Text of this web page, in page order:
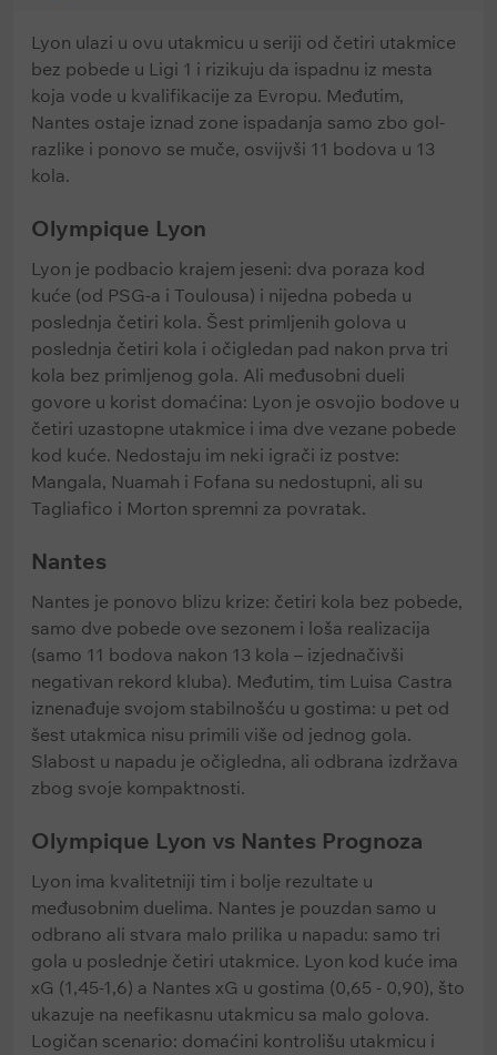
Lyon ulazi u ovu utakmicu u seriji od četiri utakmice
bez pobede u Ligi 1 i rizikuju da ispadnu iz mesta
koja vode u kvalifikacije za Evropu. Međutim,
Nantes ostaje iznad zone ispadanja samo zbo gol-
razlike i ponovo se muče, osvijvši 11 bodova u 13
kola.
Olympique Lyon
Lyon je podbacio krajem jeseni: dva poraza kod
kuće (od PSG-a i Toulousa) i nijedna pobeda u
poslednja četiri kola. Šest primljenih golova u
poslednja četiri kola i očigledan pad nakon prva tri
kola bez primljenog gola. Ali međusobni dueli
govore u korist domaćina: Lyon je osvojio bodove u
četiri uzastopne utakmice i ima dve vezane pobede
kod kuće. Nedostaju im neki igrači iz postve:
Mangala, Nuamah i Fofana su nedostupni, ali su
Tagliafico i Morton spremni za povratak.
Nantes
Nantes je ponovo blizu krize: četiri kola bez pobede,
samo dve pobede ove sezonem i loša realizacija
(samo 11 bodova nakon 13 kola – izjednačivši
negativan rekord kluba). Međutim, tim Luisa Castra
iznenađuje svojom stabilnošću u gostima: u pet od
šest utakmica nisu primili više od jednog gola.
Slabost u napadu je očigledna, ali odbrana izdržava
zbog svoje kompaktnosti.
Olympique Lyon vs Nantes Prognoza
Lyon ima kvalitetniji tim i bolje rezultate u
međusobnim duelima. Nantes je pouzdan samo u
odbrano ali stvara malo prilika u napadu: samo tri
gola u poslednje četiri utakmice. Lyon kod kuće ima
xG (1,45-1,6) a Nantes xG u gostima (0,65 - 0,90), što
ukazuje na neefikasnu utakmicu sa malo golova.
Logičan scenario: domaćini kontrolišu utakmicu i